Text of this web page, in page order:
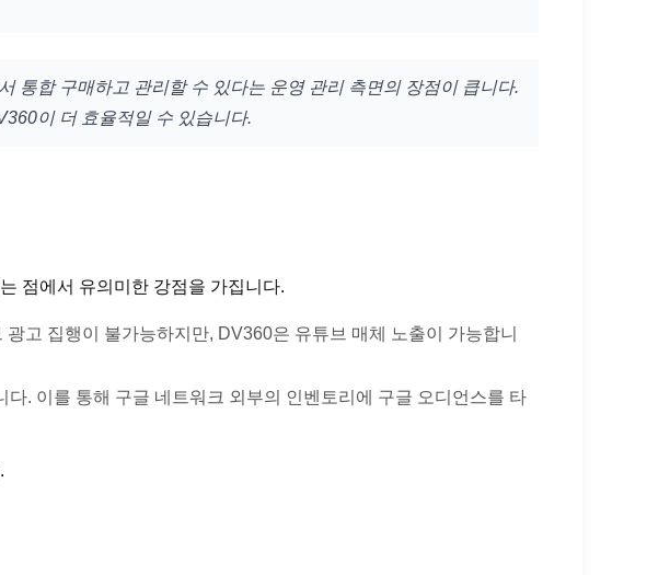
통합 구매하고 관리할 수 있다는 운영 관리 측면의 장점이 큽니다.
이 더 효율적일 수 있습니다.
점에서 유의미한 강점을 가집니다.
고 집행이 불가능하지만, DV360은 유튜브 매체 노출이 가능합니
. 이를 통해 구글 네트워크 외부의 인벤토리에 구글 오디언스를 타